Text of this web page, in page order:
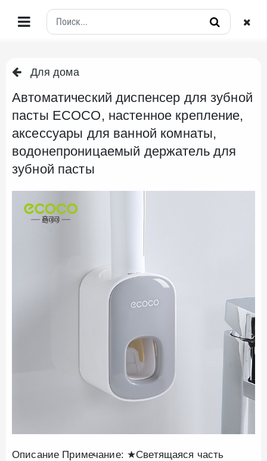
Для дома
Автоматический диспенсер для зубной
пасты ECOCO, настенное крепление,
аксессуары для ванной комнаты,
водонепроницаемый держатель для
зубной пасты
Описание Примечание: ★Светящаяся часть